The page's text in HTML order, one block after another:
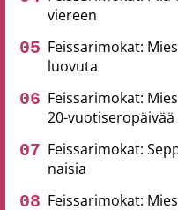
viereen
Feissarimokat:
luovuta
Feissarimokat:
20-vuotiseropäivää
Feissarimokat:
naisia
Feissarimokat: